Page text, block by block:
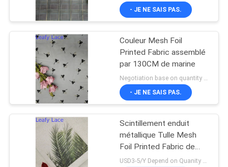
DEMANDE
DE
SOUMISSION
PLAN
SITE
POLITIQUE
tissu floral de la
dentelle 3D
équilibre de dentelle
de polyester
14
- JE NE SAIS PAS.
Couleur Mesh Foil
Printed Fabric assemblé
par 130CM de marine
Negotiation base on quantity MOQ:10yards
- JE NE SAIS PAS.
Scintillement enduit
métallique Tulle Mesh
Foil Printed Fabric de
rose